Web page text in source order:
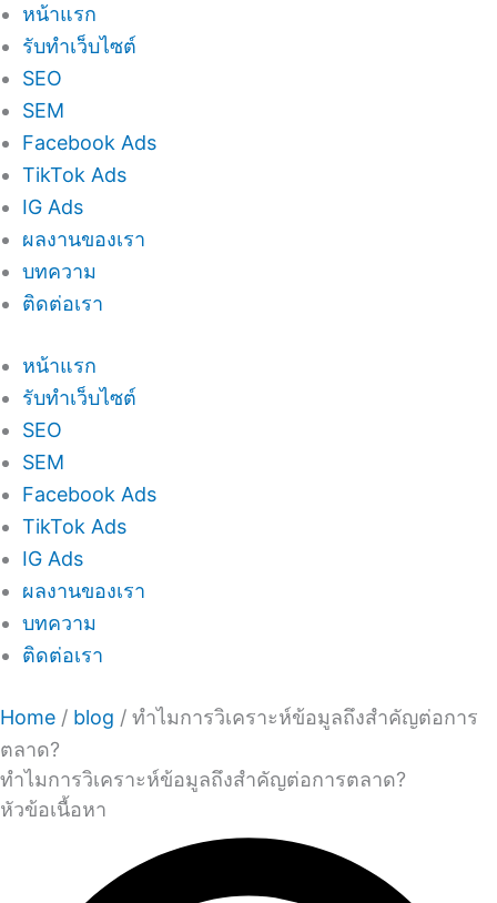
หน้าแรก
รับทำเว็บไซต์
SEO
SEM
Facebook Ads
TikTok Ads
IG Ads
ผลงานของเรา
บทความ
ติดต่อเรา
หน้าแรก
รับทำเว็บไซต์
SEO
SEM
Facebook Ads
TikTok Ads
IG Ads
ผลงานของเรา
บทความ
ติดต่อเรา
Home / blog / ทำไมการวิเคราะห์ข้อมูลถึงสำคัญต่อการ
ตลาด?
ทำไมการวิเคราะห์ข้อมูลถึงสำคัญต่อการตลาด?
หัวข้อเนื้อหา